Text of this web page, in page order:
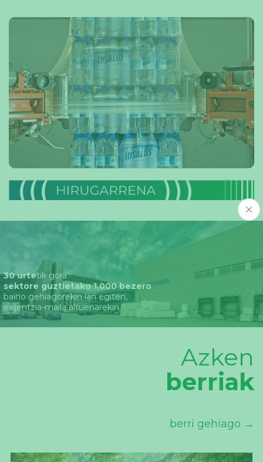
– STRETCH HOOD
– TUTU ERRETRAKTILA
info. gehiago →
30 urtetik gora
sektore guztietako 1.000 bezero
baino gehiagorekin lan egiten,
exijentzia-maila altuenarekin
Azken
berriak
berri gehiago →